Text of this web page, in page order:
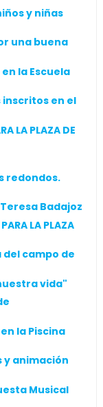
y niñas
una buena
la Escuela
inscritos en el
LA PLAZA DE
redondos.
Badajoz
LA PLAZA
del campo de
vida"
la Piscina
y animación
Musical